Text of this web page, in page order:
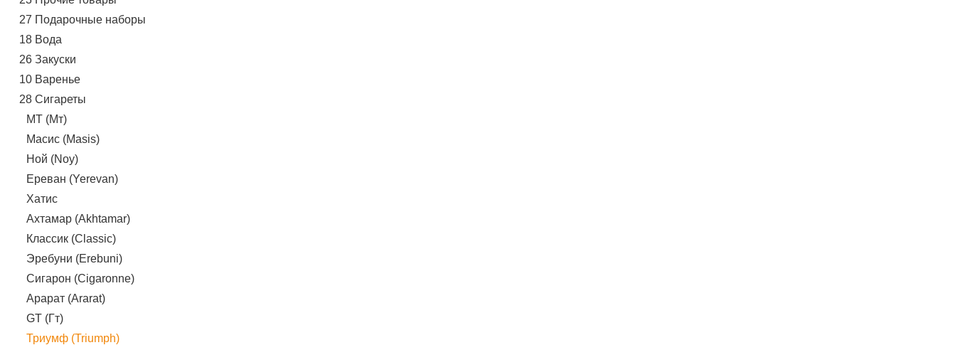
27 Подарочные наборы
18 Вода
26 Закуски
10 Варенье
28 Сигареты
MT (Мт)
Масис (Masis)
Ной (Noy)
Ереван (Yerevan)
Хатис
Ахтамар (Akhtamar)
Классик (Classic)
Эребуни (Erebuni)
Сигарон (Cigaronne)
Арарат (Ararat)
GT (Гт)
Триумф (Triumph)